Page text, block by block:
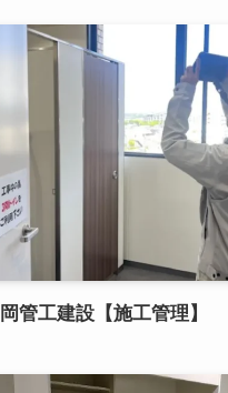
管工建設【施工管理】